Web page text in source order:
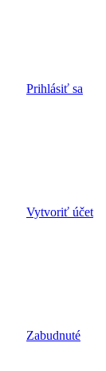
Prihlásiť sa
Vytvoriť účet
Zabudnuté